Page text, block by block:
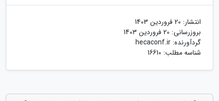
انتشار: 20 فروردین 1403
بروزرسانی: 20 فروردین 1403
گردآورنده: hecaconf.ir
شناسه مطلب: 16610